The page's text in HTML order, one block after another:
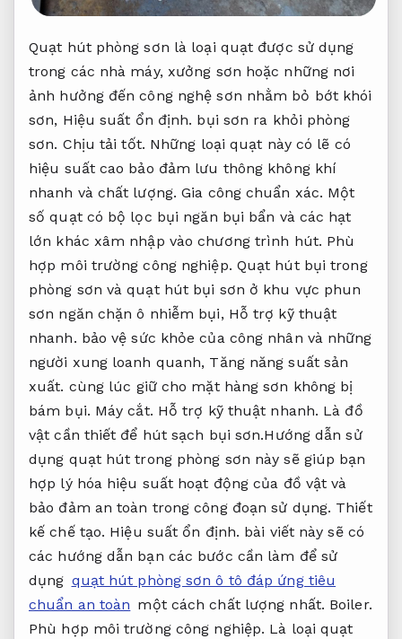
Quạt hút phòng sơn là loại quạt được sử dụng
trong các nhà máy, xưởng sơn hoặc những nơi
ảnh hưởng đến công nghệ sơn nhằm bỏ bớt khói
sơn, Hiệu suất ổn định. bụi sơn ra khỏi phòng
sơn. Chịu tải tốt. Những loại quạt này có lẽ có
hiệu suất cao bảo đảm lưu thông không khí
nhanh và chất lượng.Gia công chuẩn xác. Một
số quạt có bộ lọc bụi ngăn bụi bẩn và các hạt
lớn khác xâm nhập vào chương trình hút. Phù
hợp môi trường công nghiệp. Quạt hút bụi trong
phòng sơn và quạt hút bụi sơn ở khu vực phun
sơn ngăn chặn ô nhiễm bụi, Hỗ trợ kỹ thuật
nhanh. bảo vệ sức khỏe của công nhân và những
người xung loanh quanh, Tăng năng suất sản
xuất. cùng lúc giữ cho mặt hàng sơn không bị
bám bụi. Máy cắt. Hỗ trợ kỹ thuật nhanh. Là đồ
vật cần thiết để hút sạch bụi sơn.Hướng dẫn sử
dụng quạt hút trong phòng sơn này sẽ giúp bạn
hợp lý hóa hiệu suất hoạt động của đồ vật và
bảo đảm an toàn trong công đoạn sử dụng. Thiết
kế chế tạo. Hiệu suất ổn định. bài viết này sẽ có
các hướng dẫn bạn các bước cần làm để sử
dụng quạt hút phòng sơn ô tô đáp ứng tiêu
chuẩn an toàn một cách chất lượng nhất. Boiler.
Phù hợp môi trường công nghiệp. Là loại quạt